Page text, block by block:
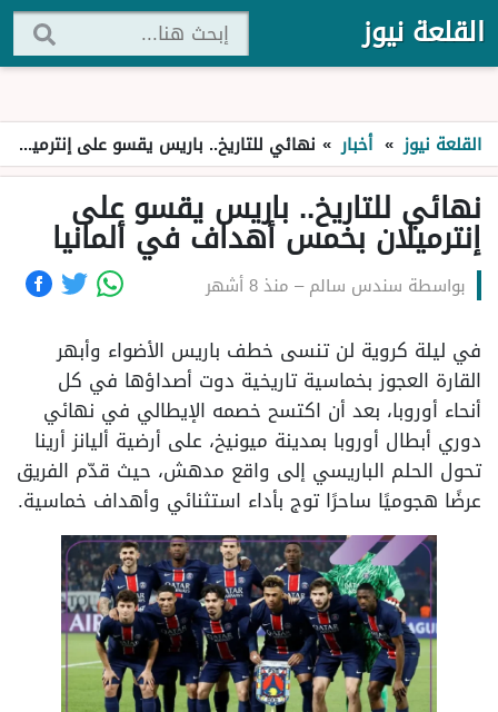
القلعة نيوز
القلعة نيوز » أخبار » نهائي للتاريخ.. باريس يقسو على إنترميلان بخمس أهداف في ألمانيا
نهائي للتاريخ.. باريس يقسو على
إنترميلان بخمس أهداف في ألمانيا
بواسطة سندس سالم– منذ 8 أشهر
في ليلة كروية لن تنسى خطف باريس الأضواء وأبهر
القارة العجوز بخماسية تاريخية دوت أصداؤها في كل
أنحاء أوروبا، بعد أن اكتسح خصمه الإيطالي في نهائي
دوري أبطال أوروبا بمدينة ميونيخ، على أرضية أليانز أرينا
تحول الحلم الباريسي إلى واقع مدهش، حيث قدّم الفريق
عرضًا هجوميًا ساحرًا توج بأداء استثنائي وأهداف خماسية.